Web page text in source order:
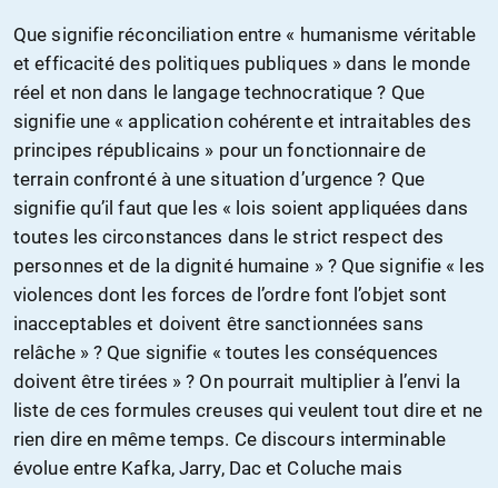
Que signifie réconciliation entre « humanisme véritable
et efficacité des politiques publiques » dans le monde
réel et non dans le langage technocratique ? Que
signifie une « application cohérente et intraitables des
principes républicains » pour un fonctionnaire de
terrain confronté à une situation d’urgence ? Que
signifie qu’il faut que les « lois soient appliquées dans
toutes les circonstances dans le strict respect des
personnes et de la dignité humaine » ? Que signifie « les
violences dont les forces de l’ordre font l’objet sont
inacceptables et doivent être sanctionnées sans
relâche » ? Que signifie « toutes les conséquences
doivent être tirées » ? On pourrait multiplier à l’envi la
liste de ces formules creuses qui veulent tout dire et ne
rien dire en même temps. Ce discours interminable
évolue entre Kafka, Jarry, Dac et Coluche mais